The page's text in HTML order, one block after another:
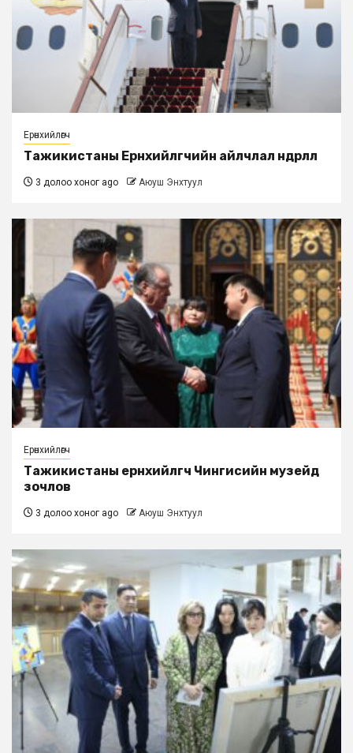
Ерөнхийлөгч
Тажикистаны Ерөнхийлөгчийн айлчлал өндөрлөлөө
3 долоо хоног ago Аюуш Энхтуул
Ерөнхийлөгч
Тажикистаны ерөнхийлөгч Чингисийн музейд
зочлов
3 долоо хоног ago Аюуш Энхтуул